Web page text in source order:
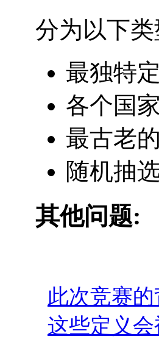
分为以下类
最独特
各个国
最古老
随机抽
其他问题:
此次竞赛
这些定义